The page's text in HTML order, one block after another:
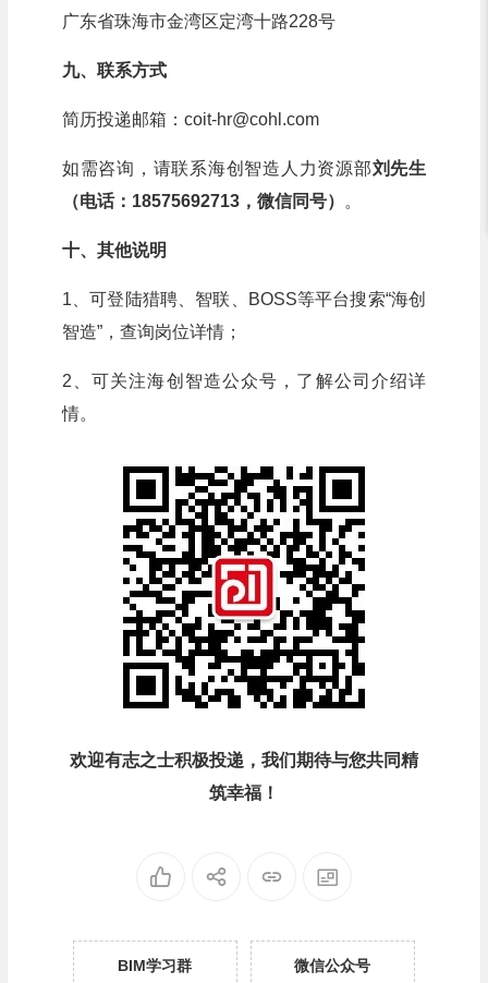
广东省珠海市金湾区定湾十路228号
九、联系方式
简历投递邮箱：coit-hr@cohl.com
如需咨询，请联系海创智造人力资源部刘先生
（电话：18575692713，微信同号）
。
十、其他说明
1、可登陆猎聘、智联、BOSS等平台搜索“海创
智造”，查询岗位详情；
2、可关注海创智造公众号，了解公司介绍详
情。
欢迎有志之士积极投递，我们期待与您共同精
筑幸福！
BIM学习群
微信公众号